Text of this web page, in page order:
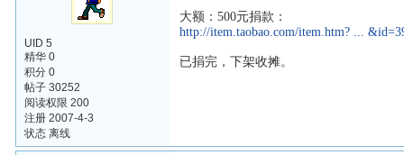
UID 5
精华 0
积分 0
帖子 30252
阅读权限 200
注册 2007-4-3
状态 离线
大额：500元捐款：
http://item.taobao.com/item.htm? ...
已捐完，下架收摊。